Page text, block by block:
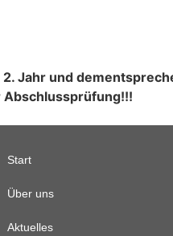
Jahr und
Abschlussprüfung!!!
Start
Über uns
Aktuelles